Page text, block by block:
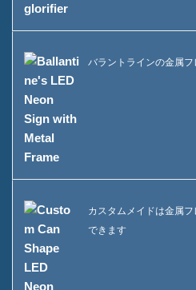
バラントラインの金属
カスタムメイドは金属
できます